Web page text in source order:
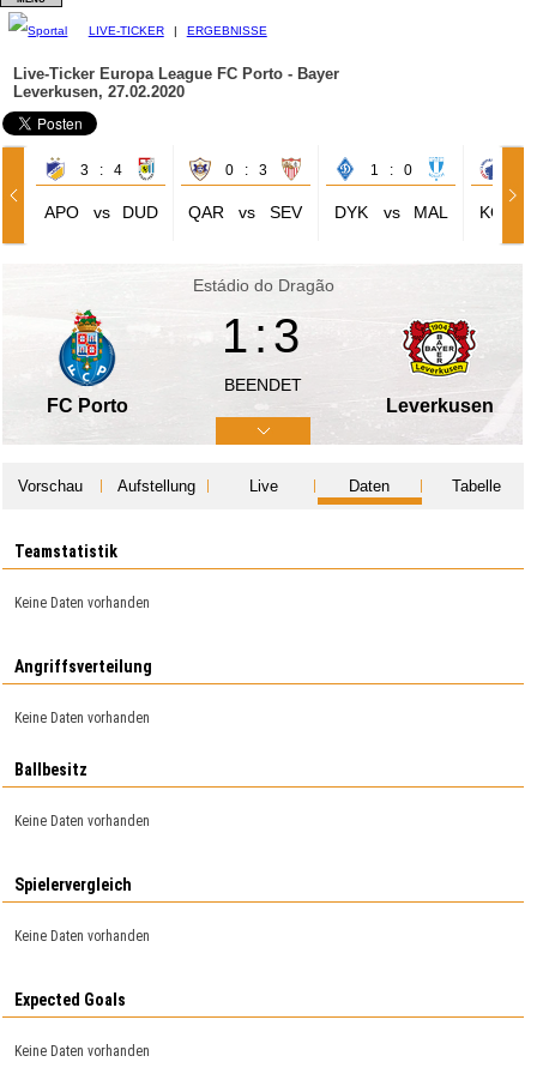
LIVE-TICKER | ERGEBNISSE
Live-Ticker Europa League FC Porto - Bayer
Leverkusen, 27.02.2020
3 : 4
APO vs DUD
0 : 3
QAR vs SEV
1 : 0
DYK vs MAL KOP
Estádio do Dragão
FC Porto
1:3
BEENDET
Leverkusen
Vorschau Aufstellung Live Daten Tabelle
Teamstatistik
Keine Daten vorhanden
Angriffsverteilung
Keine Daten vorhanden
Ballbesitz
Keine Daten vorhanden
Spielervergleich
Keine Daten vorhanden
Expected Goals
Keine Daten vorhanden